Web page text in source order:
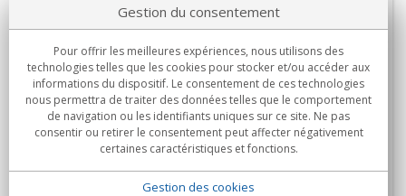
Gestion du consentement
Pour offrir les meilleures expériences, nous utilisons des
technologies telles que les cookies pour stocker et/ou accéder aux
informations du dispositif. Le consentement de ces technologies
nous permettra de traiter des données telles que le comportement
de navigation ou les identifiants uniques sur ce site. Ne pas
consentir ou retirer le consentement peut affecter négativement
certaines caractéristiques et fonctions.
Gestion des cookies